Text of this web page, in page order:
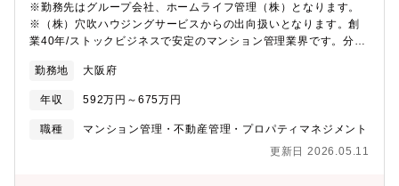
ら、担当物件のオーナーと良好な関係性を築いていってくださ
い。■安心のサポート体制理事会資料の作成や顧客対応はアシスタ
ントがフォロー。フロント業務に専念できる体制が整っていま
す。■東京本社在籍・エリアは関東近郊湯沢、軽井沢、箱根など東
の訪問が中心です。※東京本社に在籍しながら、担当エリアの物
沢、軽井沢、草津、房総、箱根、伊豆、富士五湖周辺など。東京
からはアクセスのしやすい地域です。※書類作成などデスクワー
※勤務先はグループ会社、ホームライフ管理（株）となります。
※（株）穴吹ハウジングサービスからの出向扱いとなります。創
業40年/ストックビジネスで安定のマンション管理業界です。分譲
を行っていただきます。営業職ですが、数字よりもお客様との関
係性重視の社風。未経験から活躍している社員多数！【具体的な
業務】・理事会・総会の準備・議事録の作成・設備の日常保守点
検、改修・修繕工事などの企画立案補助・管理員や協力業者との
（イベントの企画・運営等）・居住者のトラブル、クレーム対
勤務地 大阪府
年収 592万円～675万円
職種
マンション管理・不動産管理・プロパティマネジメント
更新日 2026.05.11